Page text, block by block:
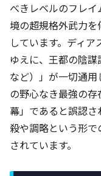
べきレベルのフレ
境の超規格外武力
しています。ディ
ゆえに、王都の陰
など）」が一切通
の野心なき最強の
幕」であると誤認
殺や調略という形
されています。